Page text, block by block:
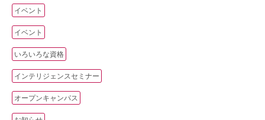
イベント
イベント
いろいろな資格
インテリジェンスセミナー
オープンキャンパス